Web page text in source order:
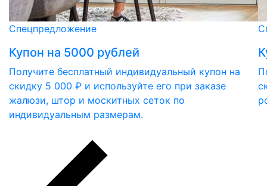
Спецпредложение
Купон на 5000 рублей
Получите бесплатный индивидуальный купон на
скидку 5 000 ₽ и используйте его при заказе
жалюзи, штор и москитных сеток по
индивидуальным размерам.